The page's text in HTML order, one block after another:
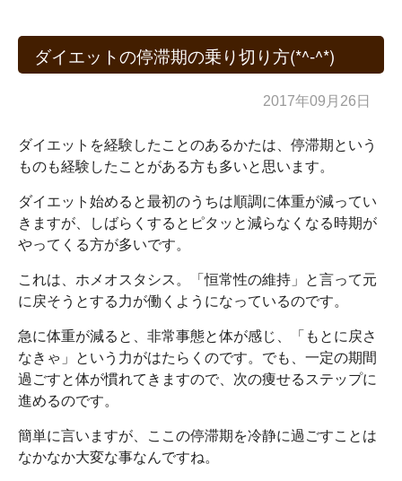
ダイエットの停滞期の乗り切り方(*^-^*)
2017年09月26日
ダイエットを経験したことのあるかたは、停滞期という
ものも経験したことがある方も多いと思います。
ダイエット始めると最初のうちは順調に体重が減ってい
きますが、しばらくするとピタッと減らなくなる時期が
やってくる方が多いです。
これは、ホメオスタシス。「恒常性の維持」と言って元
に戻そうとする力が働くようになっているのです。
急に体重が減ると、非常事態と体が感じ、「もとに戻さ
なきゃ」という力がはたらくのです。でも、一定の期間
過ごすと体が慣れてきますので、次の痩せるステップに
進めるのです。
簡単に言いますが、ここの停滞期を冷静に過ごすことは
なかなか大変な事なんですね。